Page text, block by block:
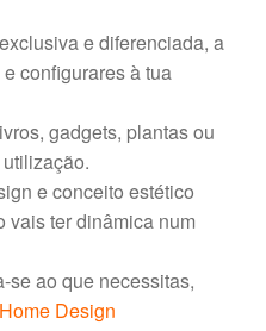
e diferenciada, a
configurares à tua
gadgets, plantas ou
e conceito estético
vais ter dinâmica num
se ao que necessitas,
Design